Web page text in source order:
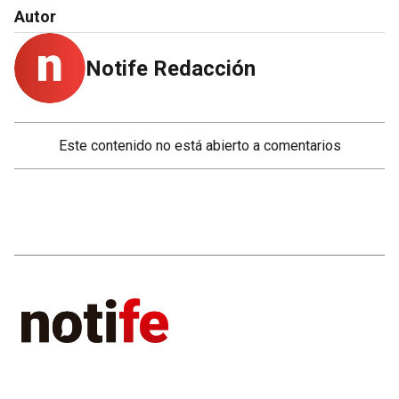
Autor
Notife Redacción
Este contenido no está abierto a comentarios